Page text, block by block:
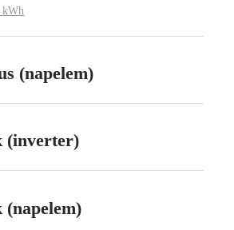
kWh
(napelem)
(inverter)